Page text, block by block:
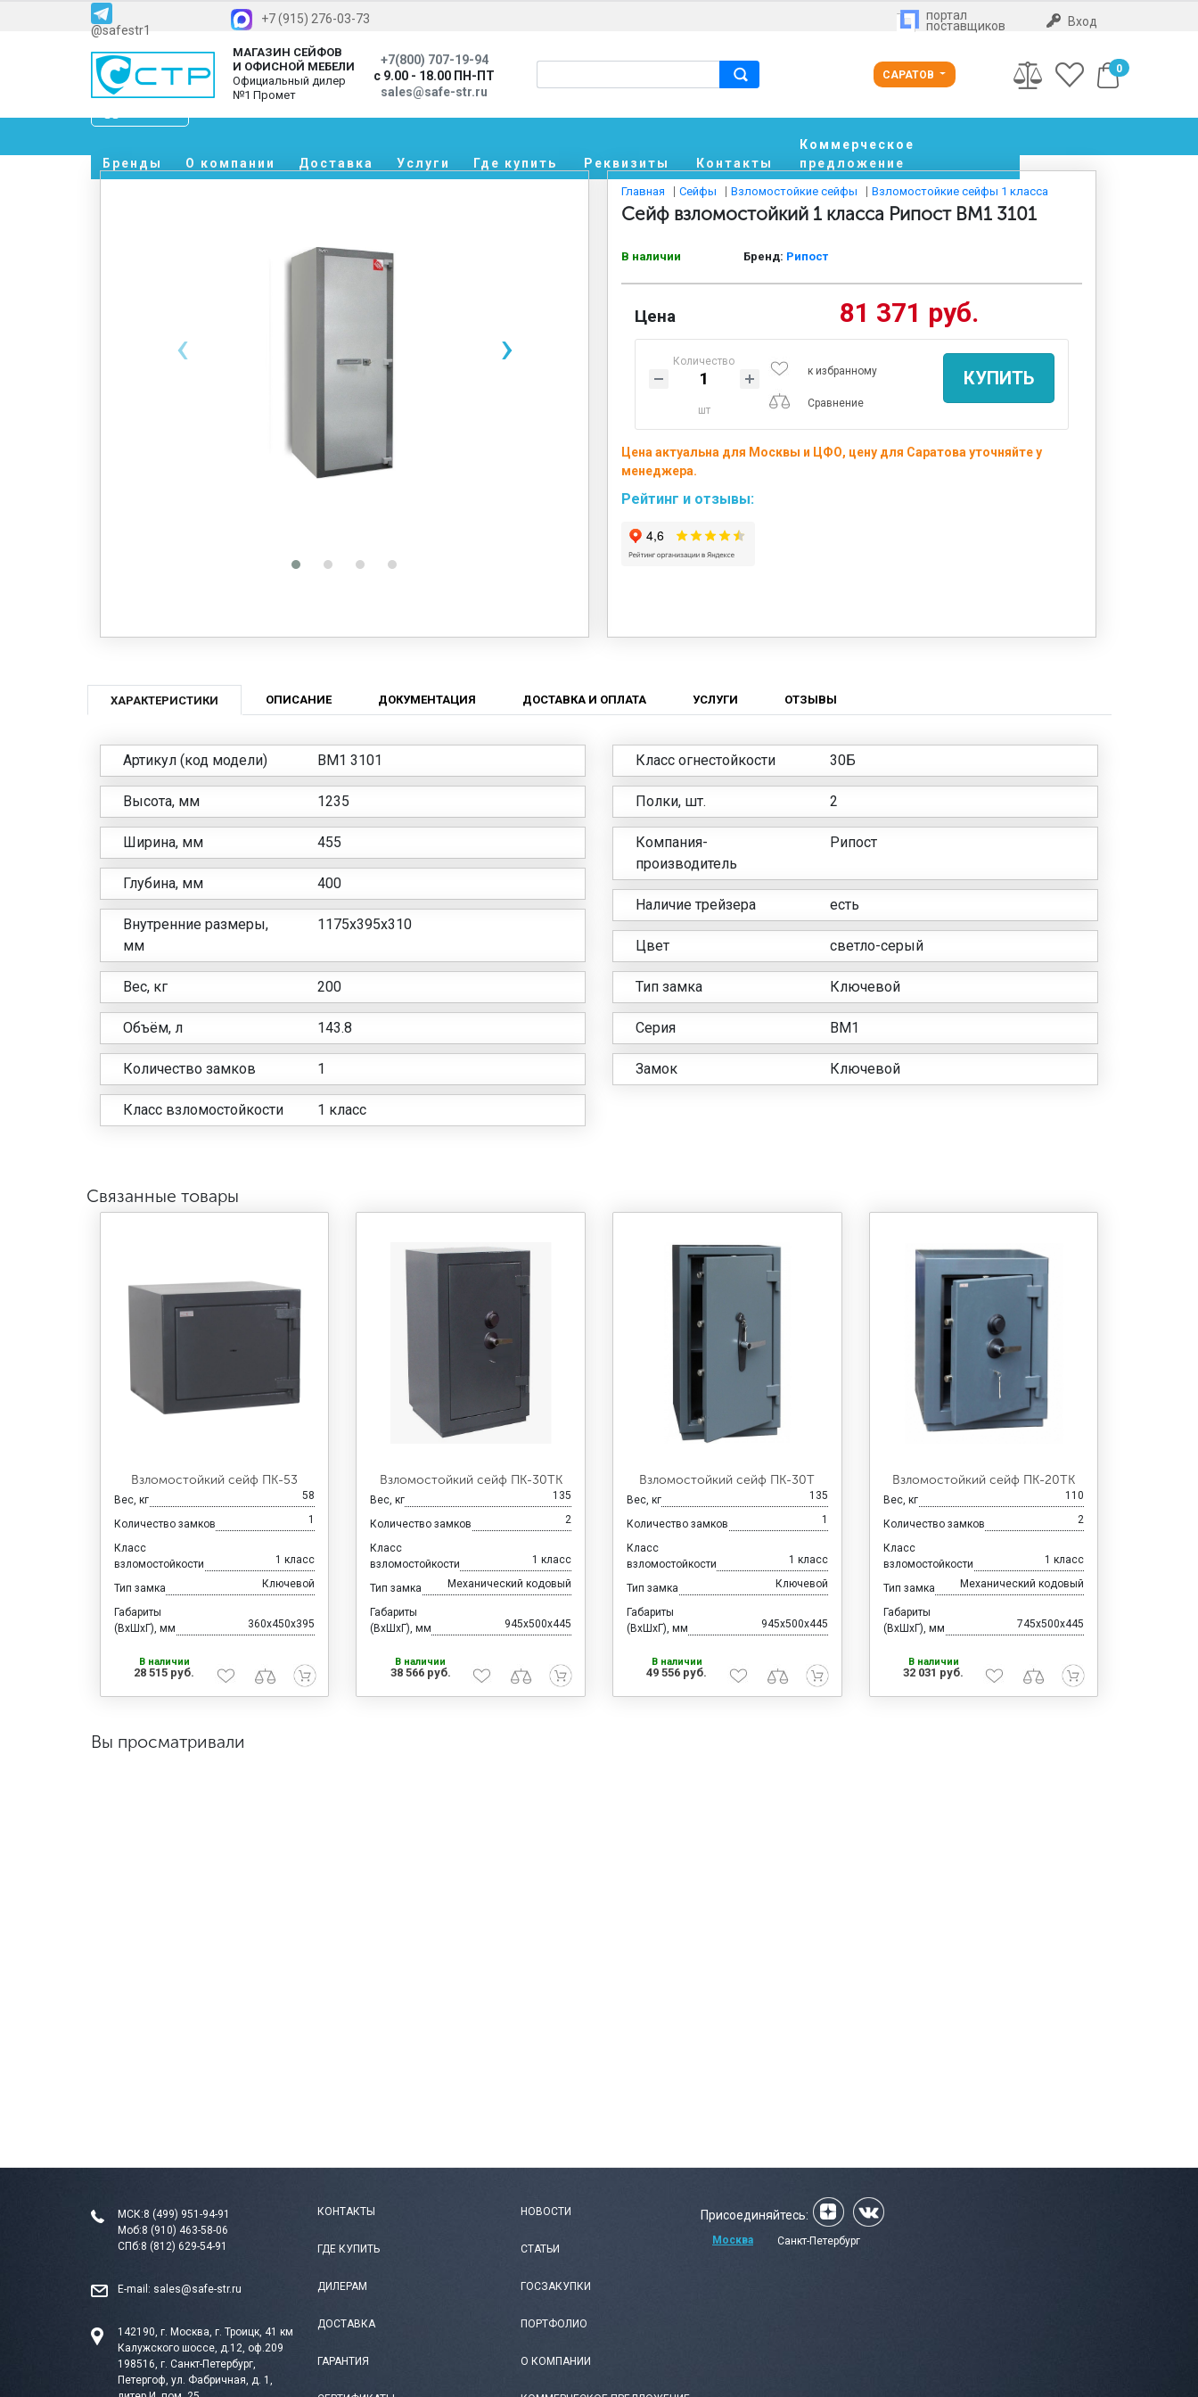
@safestr1
+7 (915) 276-03-73 портал
поставщиков Вход
МАГАЗИН СЕЙФОВ
И ОФИСНОЙ МЕБЕЛИ
Официальный дилер
№1 Промет
+7(800) 707-19-94
с 9.00 - 18.00 ПН-ПТ
sales@safe-str.ru
САРАТОВ 0
Бренды О компании Доставка Услуги Где купить Реквизиты Контакты
Коммерческое
предложение
‹ ›
Главная Сейфы Взломостойкие сейфы Взломостойкие сейфы 1 класса
Сейф взломостойкий 1 класса Рипост BM1 3101
В наличии Бренд: Рипост
Цена 81 371 руб.
Количество
шт
к избранному
Сравнение
КУПИТЬ
Цена актуальна для Москвы и ЦФО, цену для Саратова уточняйте у
менеджера.
Рейтинг и отзывы:
ХАРАКТЕРИСТИКИ ОПИСАНИЕ ДОКУМЕНТАЦИЯ ДОСТАВКА И ОПЛАТА УСЛУГИ ОТЗЫВЫ
Артикул (код модели) BM1 3101
Высота, мм 1235
Ширина, мм 455
Глубина, мм 400
Внутренние размеры,
мм
1175x395x310
Вес, кг 200
Объём, л 143.8
Количество замков 1
Класс взломостойкости 1 класс
Класс огнестойкости 30Б
Полки, шт. 2
Компания-
производитель
Рипост
Наличие трейзера есть
Цвет светло-серый
Тип замка Ключевой
Серия ВМ1
Замок Ключевой
Связанные товары
Взломостойкий сейф ПК-53
Вес, кг 58
Количество замков 1
Класс
взломостойкости
1 класс
Тип замка Ключевой
Габариты
(ВхШхГ), мм
360x450x395
В наличии
28 515 руб.
Взломостойкий сейф ПК-30ТК
Вес, кг 135
Количество замков 2
Класс
взломостойкости
1 класс
Тип замка Механический кодовый
Габариты
(ВхШхГ), мм
945x500x445
В наличии
38 566 руб.
Взломостойкий сейф ПК-30Т
Вес, кг 135
Количество замков 1
Класс
взломостойкости
1 класс
Тип замка Ключевой
Габариты
(ВхШхГ), мм
945x500x445
В наличии
49 556 руб.
Взломостойкий сейф ПК-20ТК
Вес, кг 110
Количество замков 2
Класс
взломостойкости
1 класс
Тип замка Механический кодовый
Габариты
(ВхШхГ), мм
745x500x445
В наличии
32 031 руб.
Вы просматривали
МСК:8 (499) 951-94-91
Моб:8 (910) 463-58-06
СПб:8 (812) 629-54-91
E-mail: sales@safe-str.ru
142190, г. Москва, г. Троицк, 41 км
Калужского шоссе, д.12, оф.209
198516, г. Санкт-Петербург,
Петергоф, ул. Фабричная, д. 1,
КОНТАКТЫ
ГДЕ КУПИТЬ
ДИЛЕРАМ
ДОСТАВКА
ГАРАНТИЯ
НОВОСТИ
СТАТЬИ
ГОСЗАКУПКИ
ПОРТФОЛИО
О КОМПАНИИ
Присоединяйтесь:
Москва Санкт-Петербург